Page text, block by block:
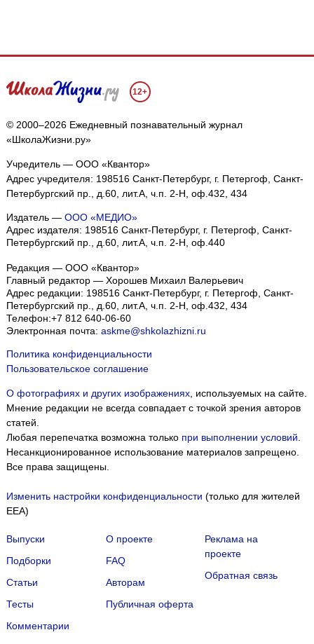
12+
© 2000–2026 Ежедневный познавательный журнал
«ШколаЖизни.ру»
Учредитель — ООО «Квантор»
Адрес учредителя: 198516 Санкт-Петербург, г. Петергоф, Санкт-
Петербургский пр., д.60, лит.А, ч.п. 2-Н, оф.432, 434
Издатель — ООО «МЕДИО»
Адрес издателя: 198516 Санкт-Петербург, г. Петергоф, Санкт-
Петербургский пр., д.60, лит.А, ч.п. 2-Н, оф.440
Редакция — ООО «Квантор»
Главный редактор — Хорошев Михаил Валерьевич
Адрес редакции: 198516 Санкт-Петербург, г. Петергоф Санкт-
Петербургский пр., д.60, лит.А, ч.п. 2-Н, оф.432, 434
Телефон:+7 812 640-06-60
Электронная почта: askme@shkolazhizni.ru
Политика конфиденциальности
Пользовательское соглашение
О фотографиях и других изображениях, используемых на сайте.
Мнение редакции не всегда совпадает с точкой зрения авторов
статей.
Любая перепечатка возможна только при выполнении условий
Несанкционированное использование материалов запрещено.
Все права защищены.
Изменить настройки конфиденциальности (только для жителей
EEA)
Выпуски
Подборки
Статьи
Тесты
Комментарии
О проекте
FAQ
Авторам
Публичная оферта
Реклама на
проекте
Обратная связь